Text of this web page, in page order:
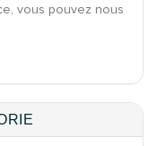
vous pouvez nous